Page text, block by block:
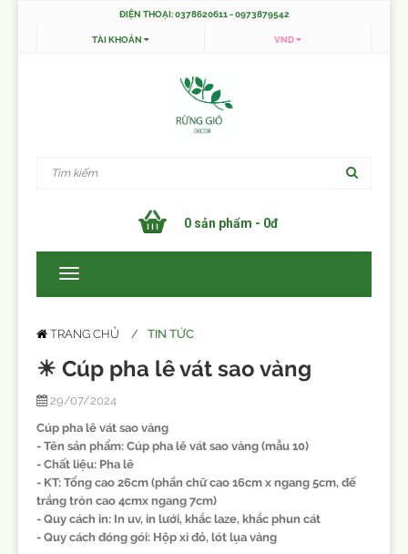
ĐIỆN THOẠI: 0378620611 - 0973879542
TÀI KHOẢN
VND
0 sản phẩm - 0đ
TRANG CHỦ TIN TỨC
☀ Cúp pha lê vát sao vàng
29/07/2024
Cúp pha lê vát sao vàng
- Tên sản phẩm: Cúp pha lê vát sao vàng (mẫu 10)
- Chất liệu: Pha lê
- KT: Tổng cao 26cm (phần chữ cao 16cm x ngang 5cm, đế
trắng tròn cao 4cmx ngang 7cm)
- Quy cách in: In uv, in lưới, khắc laze, khắc phun cát
- Quy cách đóng gói: Hộp xi đỏ, lót lụa vàng